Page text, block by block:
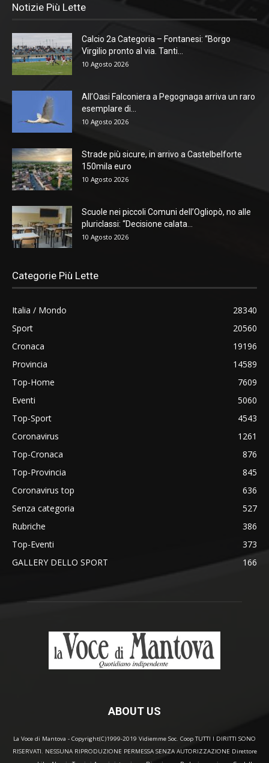
Notizie Più Lette
Calcio 2a Categoria – Fontanesi: “Borgo
Virgilio pronto al via. Tanti...
10 Agosto 2026
All’Oasi Falconiera a Pegognaga arriva un raro
esemplare di...
10 Agosto 2026
Strade più sicure, in arrivo a Castelbelforte
150mila euro
10 Agosto 2026
Scuole nei piccoli Comuni dell’Ogliopò, no alle
pluriclassi: “Decisione calata...
10 Agosto 2026
Categorie Più Lette
Italia / Mondo
28340
Sport
20560
Cronaca
19196
Provincia
14589
Top-Home
7609
Eventi
5060
Top-Sport
4543
Coronavirus
1261
Top-Cronaca
876
Top-Provincia
845
Coronavirus top
636
Senza categoria
527
Rubriche
386
Top-Eventi
373
GALLERY DELLO SPORT
166
ABOUT US
La Voce di Mantova - Copyright(C)1999-2019 Vidiemme Soc. Coop TUTTI I DIRITTI SONO
RISERVATI. NESSUNA RIPRODUZIONE PERMESSA SENZA AUTORIZZAZIONE Direttore